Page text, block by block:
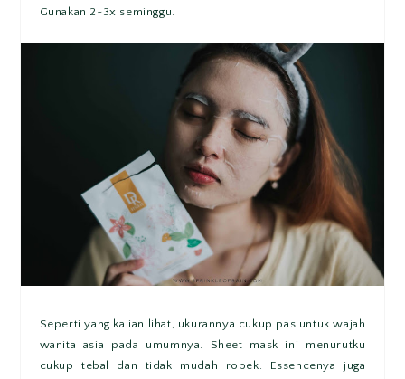
Gunakan 2~3x seminggu.
Seperti yang kalian lihat, ukurannya cukup pas untuk wajah
wanita asia pada umumnya. Sheet mask ini menurutku
cukup tebal dan tidak mudah robek. Essencenya juga